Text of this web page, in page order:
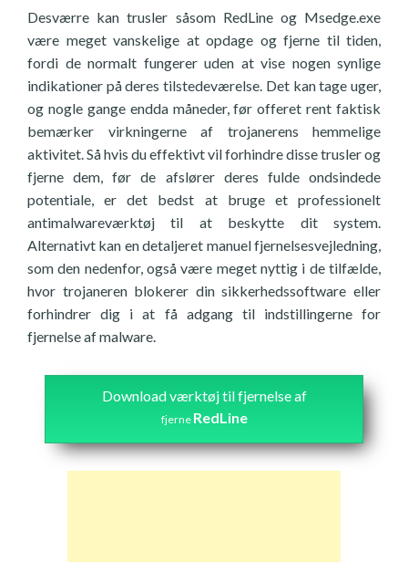
Desværre kan trusler såsom RedLine og Msedge.exe
være meget vanskelige at opdage og fjerne til tiden,
fordi de normalt fungerer uden at vise nogen synlige
indikationer på deres tilstedeværelse. Det kan tage uger,
og nogle gange endda måneder, før offeret rent faktisk
bemærker virkningerne af trojanerens hemmelige
aktivitet. Så hvis du effektivt vil forhindre disse trusler og
fjerne dem, før de afslører deres fulde ondsindede
potentiale, er det bedst at bruge et professionelt
antimalwareværktøj til at beskytte dit system.
Alternativt kan en detaljeret manuel fjernelsesvejledning,
som den nedenfor, også være meget nyttig i de tilfælde,
hvor trojaneren blokerer din sikkerhedssoftware eller
forhindrer dig i at få adgang til indstillingerne for
fjernelse af malware.
Download værktøj til fjernelse af
fjerne RedLine